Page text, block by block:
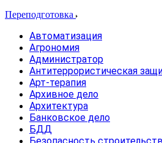
Переподготовка
Автоматизация
Агрономия
Администратор
Антитеррористическая
Арт-терапия
Архивное дело
Архитектура
Банковское дело
БДД